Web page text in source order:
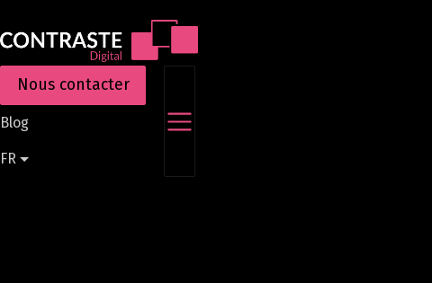
au
principal
Nous contacter
Blog
FR